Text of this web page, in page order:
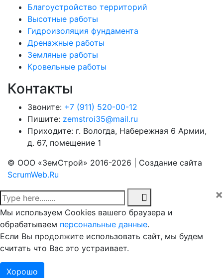
Благоустройство территорий
Высотные работы
Гидроизоляция фундамента
Дренажные работы
Земляные работы
Кровельные работы
Контакты
Звоните: +7 (911) 520-00-12
Пишите: zemstroi35@mail.ru
Приходите: г. Вологда, Набережная 6 Армии,
д. 67, помещение 1
© ООО «ЗемСтрой» 2016-2026 | Создание сайта
ScrumWeb.Ru
×
Мы используем Сookies вашего браузера и
обрабатываем персональные данные.
Если Вы продолжите использовать сайт, мы будем
считать что Вас это устраивает.
Хорошо